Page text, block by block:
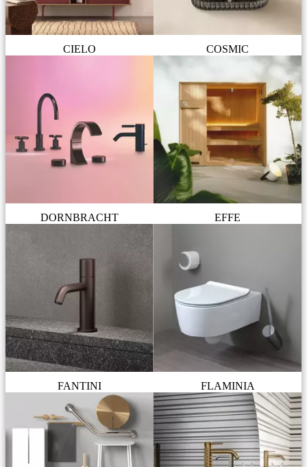
CIELO COSMIC
DORNBRACHT EFFE
FANTINI FLAMINIA